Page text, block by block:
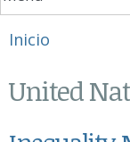
Se encuentra
Inicio
United